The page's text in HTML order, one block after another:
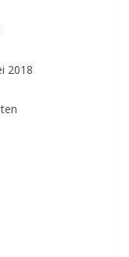
2018